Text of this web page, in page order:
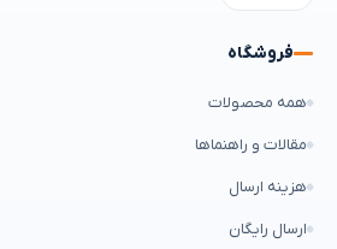
فروشگاه
همه محصولات
مقالات و راهنماها
هزینه ارسال
ارسال رایگان